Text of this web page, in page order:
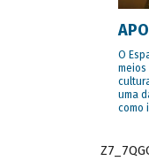
O
meios
uma
como